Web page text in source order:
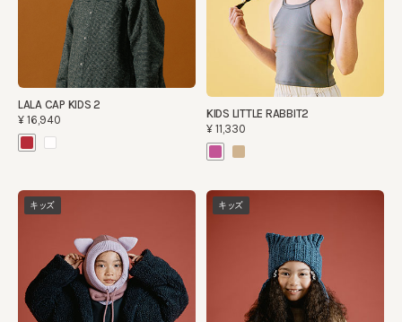
LALA CAP KIDS 2
¥16,940
KIDS LITTLE RABBIT2
¥11,330
キッズ キッズ